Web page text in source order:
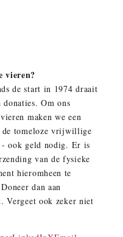
vieren?
de start in 1974 draait
Om ons
maken we een
de tomeloze vrijwillige
- ook geld nodig. Er is
van de fysieke
hieromheen te
dan aan
Vergeet ook zeker niet